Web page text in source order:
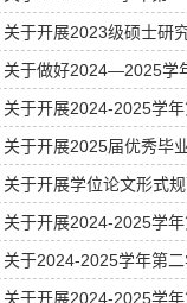
关于开展2023级硕士研
关于做好2024—2025学
关于开展2024-2025学
关于开展2025届优秀毕
关于开展学位论文形式
关于开展2024-2025学
关于2024-2025学年第
关于开展2024-2025学